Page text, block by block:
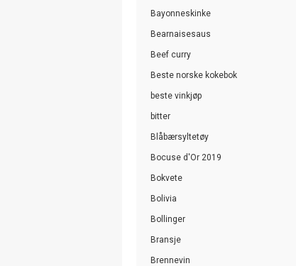
Bayonneskinke
Bearnaisesaus
Beef curry
Beste norske kokebok
beste vinkjøp
bitter
Blåbærsyltetøy
Bocuse d'Or 2019
Bokvete
Bolivia
Bollinger
Bransje
Brennevin